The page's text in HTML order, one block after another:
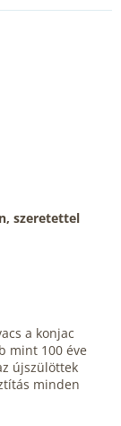
szeretettel
a konjac
mint 100 éve
újszülöttek
minden